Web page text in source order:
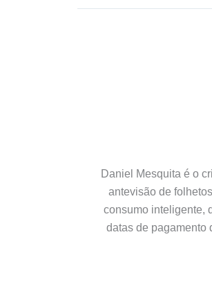
Daniel Mesquita é o
antevisão de
consumo inteligente,
datas de pagamento